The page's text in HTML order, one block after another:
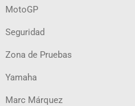
MotoGP
Seguridad
Zona de Pruebas
Yamaha
Marc Márquez